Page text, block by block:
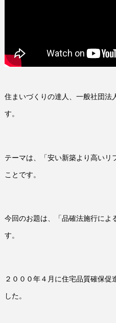
住まいづくりの達人、一般社団法
す。
テーマは、「安い新築より高いリ
ことです。
今回のお題は、「品確法施行によ
す。
２０００年４月に住宅品質確保促
した。